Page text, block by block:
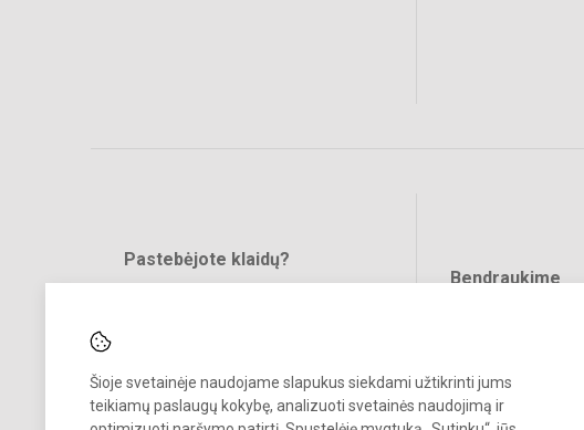
Šioje svetainėje naudojame slapukus siekdami užtikrinti jums
teikiamų paslaugų kokybę, analizuoti svetainės naudojimą ir
Pastebėjote klaidų?
Bendraukime